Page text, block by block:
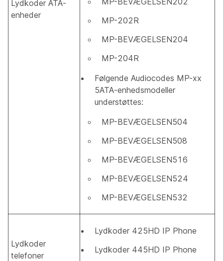
Lydkoder ATA-
enheder
MP-202R
MP-BEVÆGELSEN204
MP-204R
Følgende Audiocodes MP-xx
5ATA-enhedsmodeller
understøttes:
MP-BEVÆGELSEN504​
MP-BEVÆGELSEN508
MP-BEVÆGELSEN516
MP-BEVÆGELSEN524
MP-BEVÆGELSEN532
Lydkoder
telefoner
Lydkoder 425HD IP Phone
Lydkoder 445HD IP Phone